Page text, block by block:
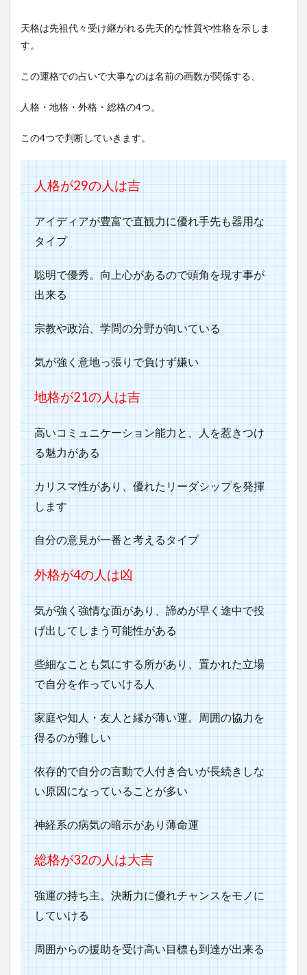
天格は先祖代々受け継がれる先天的な性質や性格を示しま
す。
この運格での占いで大事なのは名前の画数が関係する、
人格・地格・外格・総格の4つ。
この4つで判断していきます。
人格が29の人は吉
アイディアが豊富で直観力に優れ手先も器用な
タイプ
聡明で優秀。向上心があるので頭角を現す事が
出来る
宗教や政治、学問の分野が向いている
気が強く意地っ張りで負けず嫌い
地格が21の人は吉
高いコミュニケーション能力と、人を惹きつけ
る魅力がある
カリスマ性があり、優れたリーダシップを発揮
します
自分の意見が一番と考えるタイプ
外格が4の人は凶
気が強く強情な面があり、諦めが早く途中で投
げ出してしまう可能性がある
些細なことも気にする所があり、置かれた立場
で自分を作っていける人
家庭や知人・友人と縁が薄い運。周囲の協力を
得るのが難しい
依存的で自分の言動で人付き合いが長続きしな
い原因になっていることが多い
神経系の病気の暗示があり薄命運
総格が32の人は大吉
強運の持ち主。決断力に優れチャンスをモノに
していける
周囲からの援助を受け高い目標も到達が出来る